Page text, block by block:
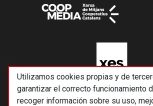
Utilizamos cookies propias y de
garantizar el correcto funcionamiento
recoger información sobre su uso,